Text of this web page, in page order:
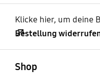
Klicke hier, um deine
Bestellung
Shop